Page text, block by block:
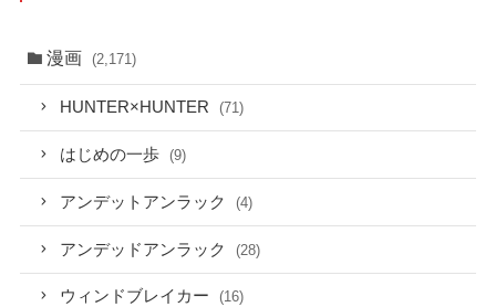
漫画 (2,171)
HUNTER×HUNTER (71)
はじめの一歩 (9)
アンデットアンラック (4)
アンデッドアンラック (28)
ウィンドブレイカー (16)